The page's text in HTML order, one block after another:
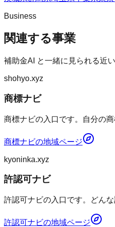
Business
関連する事業
補助金AI と一緒に見られる近
shohyo.xyz
商標ナビ
商標ナビの入口です。自分の
商標ナビの地域ページ
kyoninka.xyz
許認可ナビ
許認可ナビの入口です。どん
許認可ナビの地域ページ